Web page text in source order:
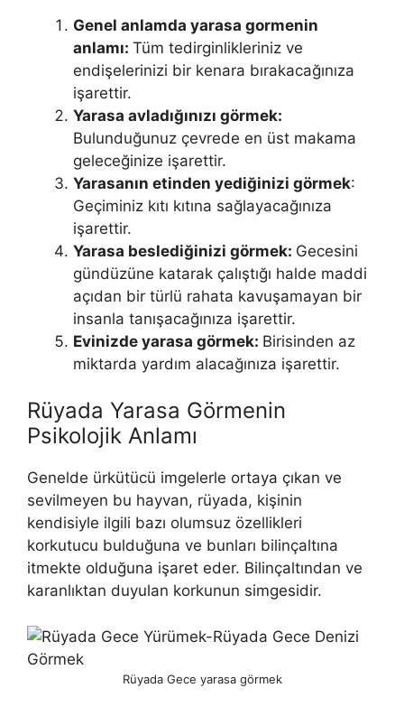
Genel anlamda yarasa gormenin
anlamı: Tüm tedirginlikleriniz ve
endişelerinizi bir kenara bırakacağınıza
işarettir.
Yarasa avladığınızı görmek:
Bulunduğunuz çevrede en üst makama
geleceğinize işarettir.
Yarasanın etinden yediğinizi görmek:
Geçiminiz kıtı kıtına sağlayacağınıza
işarettir.
Yarasa beslediğinizi gör­mek: Gecesini
gündüzüne katarak çalıştığı halde maddi
açıdan bir türlü ra­hata kavuşamayan bir
insanla tanışacağınıza işarettir.
Evinizde yarasa görmek: Birisinden az
miktarda yardım alacağınıza işarettir.
Rüyada Yarasa Görmenin
Psikolojik Anlamı
Genelde ürkütücü imgelerle ortaya çıkan ve
sevilmeyen bu hayvan, rüyada, kişinin
kendisiyle ilgili bazı olumsuz özellikle­ri
korkutucu bulduğuna ve bunları bilinçaltına
itmekte olduğuna işaret eder. Bilinçaltından ve
karanlıktan duyulan korkunun simgesidir.
Rüyada Gece yarasa görmek